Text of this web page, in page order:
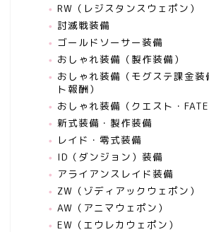
RW（レジスタンスウェポン）
討滅戦装備
ゴールドソーサー装備
おしゃれ装備（製作装備）
おしゃれ装備（モグステ課金装
ト報酬）
おしゃれ装備（クエスト・FATE
新式装備・製作装備
レイド・零式装備
ID（ダンジョン）装備
アライアンスレイド装備
ZW（ゾディアックウェポン）
AW（アニマウェポン）
EW（エウレカウェポン）